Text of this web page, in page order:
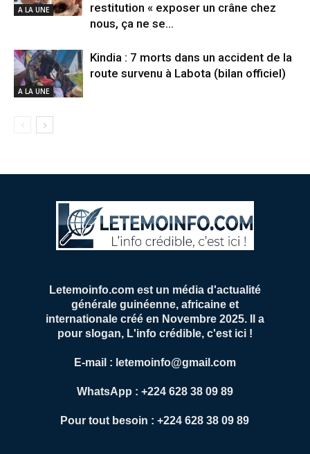
A LA UNE
restitution « exposer un crâne chez
nous, ça ne se...
A LA UNE
Kindia : 7 morts dans un accident de la
route survenu à Labota (bilan officiel)
Letemoinfo.com est un média d'actualité
générale guinéenne, africaine et
internationale créé en Novembre 2025. Il a
pour slogan, L'info crédible, c'est ici !
E-mail : letemoinfo@gmail.com
WhatsApp : +224 628 38 09 89
Pour tout besoin : +224 628 38 09 89